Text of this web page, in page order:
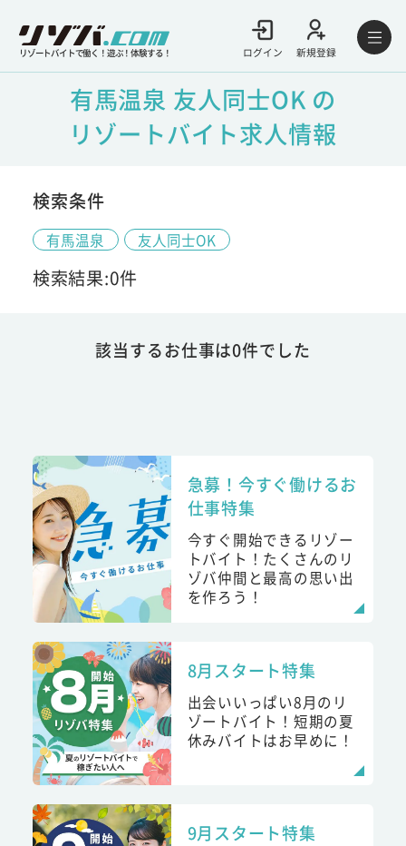
リゾートバイトで働く！遊ぶ！体験する！ ログイン 新規登録
有馬温泉 友人同士OK の
リゾートバイト求人情報
検索条件
有馬温泉 友人同士OK
検索結果:0件
該当するお仕事は0件でした
急募！今すぐ働けるお
仕事特集
今すぐ開始できるリゾー
トバイト！たくさんのリ
ゾバ仲間と最高の思い出
を作ろう！
8月スタート特集
出会いいっぱい8月のリ
ゾートバイト！短期の夏
休みバイトはお早めに！
9月スタート特集